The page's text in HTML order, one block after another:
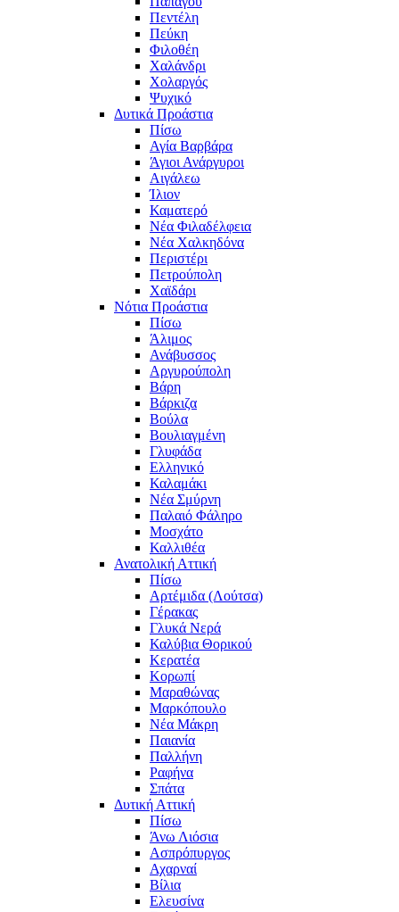
Πεντέλη
Πεύκη
Φιλοθέη
Χαλάνδρι
Χολαργός
Ψυχικό
Δυτικά Προάστια
Πίσω
Αγία Βαρβάρα
Άγιοι Ανάργυροι
Αιγάλεω
Ίλιον
Καματερό
Νέα Φιλαδέλφεια
Νέα Χαλκηδόνα
Περιστέρι
Πετρούπολη
Χαϊδάρι
Νότια Προάστια
Πίσω
Άλιμος
Ανάβυσσος
Αργυρούπολη
Βάρη
Βάρκιζα
Βούλα
Βουλιαγμένη
Γλυφάδα
Ελληνικό
Καλαμάκι
Νέα Σμύρνη
Παλαιό Φάληρο
Μοσχάτο
Καλλιθέα
Ανατολική Αττική
Πίσω
Αρτέμιδα (Λούτσα)
Γέρακας
Γλυκά Νερά
Καλύβια Θορικού
Κερατέα
Κορωπί
Μαραθώνας
Μαρκόπουλο
Νέα Μάκρη
Παιανία
Παλλήνη
Ραφήνα
Σπάτα
Δυτική Αττική
Πίσω
Άνω Λιόσια
Ασπρόπυργος
Αχαρναί
Βίλια
Ελευσίνα